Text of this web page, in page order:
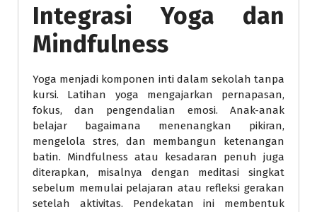
Integrasi Yoga dan
Mindfulness
Yoga menjadi komponen inti dalam sekolah tanpa
kursi. Latihan yoga mengajarkan pernapasan,
fokus, dan pengendalian emosi. Anak-anak
belajar bagaimana menenangkan pikiran,
mengelola stres, dan membangun ketenangan
batin. Mindfulness atau kesadaran penuh juga
diterapkan, misalnya dengan meditasi singkat
sebelum memulai pelajaran atau refleksi gerakan
setelah aktivitas. Pendekatan ini membentuk